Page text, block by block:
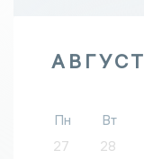
АВГУСТ
Пн Вт
27
28